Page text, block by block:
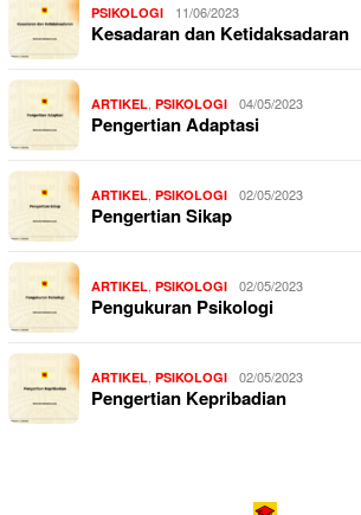
PSIKOLOGI 11/06/2023
Kesadaran dan Ketidaksadaran
ARTIKEL PSIKOLOGI 04/05/2023
Pengertian Adaptasi
ARTIKEL PSIKOLOGI 02/05/2023
Pengertian Sikap
ARTIKEL PSIKOLOGI 02/05/2023
Pengukuran Psikologi
ARTIKEL PSIKOLOGI 02/05/2023
Pengertian Kepribadian